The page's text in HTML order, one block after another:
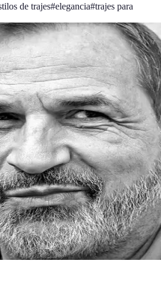
de trajes#elegancia#trajes para